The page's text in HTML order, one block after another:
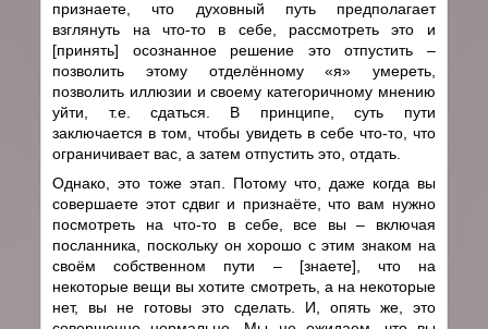
признаете, что духовный путь предполагает
взглянуть на что-то в себе, рассмотреть это и
[принять] осознанное решение это отпустить –
позволить этому отделённому «я» умереть,
позволить иллюзии и своему категоричному мнению
уйти, т.е. сдаться. В принципе, суть пути
заключается в том, чтобы увидеть в себе что-то, что
ограничивает вас, а затем отпустить это, отдать.
Однако, это тоже этап. Потому что, даже когда вы
совершаете этот сдвиг и признаёте, что вам нужно
посмотреть на что-то в себе, все вы – включая
посланника, поскольку он хорошо с этим знаком на
своём собственном пути – [знаете], что на
некоторые вещи вы хотите смотреть, а на некоторые
нет, вы не готовы это сделать. И, опять же, это